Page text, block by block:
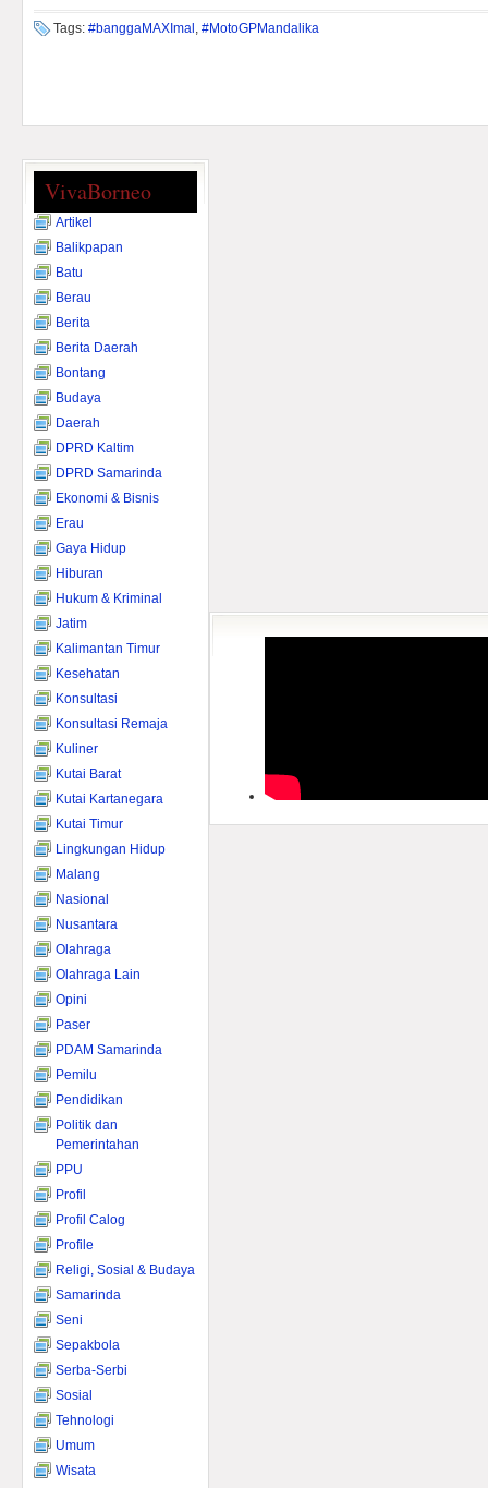
Tags: #banggaMAXImal , #MotoGPMandalika
VivaBorneo
Artikel
Balikpapan
Batu
Berau
Berita
Berita Daerah
Bontang
Budaya
Daerah
DPRD Kaltim
DPRD Samarinda
Ekonomi & Bisnis
Erau
Gaya Hidup
Hiburan
Hukum & Kriminal
Jatim
Kalimantan Timur
Kesehatan
Konsultasi
Konsultasi Remaja
Kuliner
Kutai Barat
Kutai Kartanegara
Kutai Timur
Lingkungan Hidup
Malang
Nasional
Nusantara
Olahraga
Olahraga Lain
Opini
Paser
PDAM Samarinda
Pemilu
Pendidikan
Politik dan
Pemerintahan
PPU
Profil
Profil Calog
Profile
Religi, Sosial & Budaya
Samarinda
Seni
Sepakbola
Serba-Serbi
Sosial
Tehnologi
Umum
Wisata